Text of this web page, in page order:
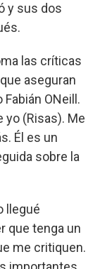
y sus dos
las críticas
aseguran
ONeill.
yo (Risas). Me
Él es un
sobre la
llegué
que tenga un
me critiquen.